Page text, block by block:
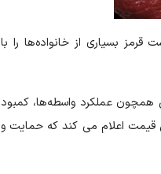
بسیاری از خانواده‌ها را با
همچون عملکرد واسطه‌ها، کمبود
قیمت اعلام می کند که حمایت و